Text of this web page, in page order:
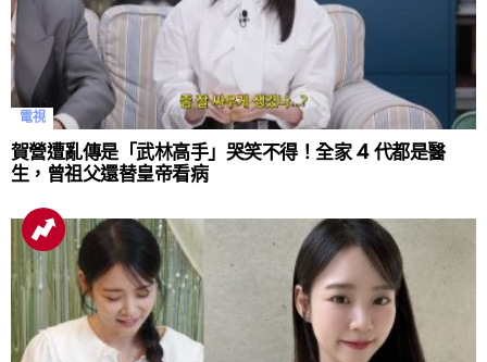
電視
賀營遭亂傳是「武林高手」哭笑不得！全家 4 代都是醫
生，曾祖父還替皇帝看病